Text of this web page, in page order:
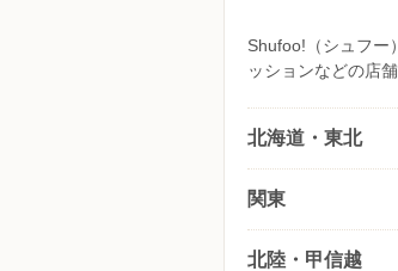
Shufoo!（シュフー
ッションなどの店
北海道・東北
関東
北陸・甲信越